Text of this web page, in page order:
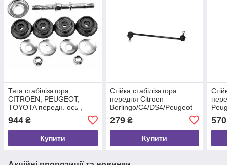
Тяга стабілізатора
CITROEN, PEUGEOT,
TOYOTA передн. ось ,
LEMFORDER (3528601)
944 ₴
Купити
Стійка стабілізатора
передня Citroen
Berlingo/C4/DS4/Peugeot
(L=335mm), RAISO
(RL508762C)
279₴
Купити
570